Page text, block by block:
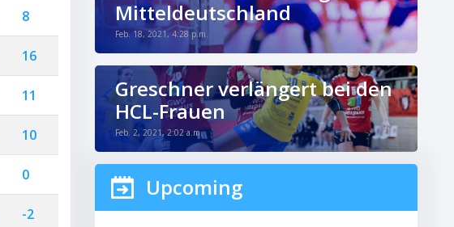
8
16
11
10
0
-2
Mitteldeutschland
Feb. 18, 2021, 4:28 p.m.
Greschner verlängert bei den
HCL-Frauen
Feb. 2, 2021, 2:02 a.m.
Upcoming